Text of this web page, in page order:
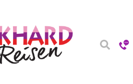
aufgetreten